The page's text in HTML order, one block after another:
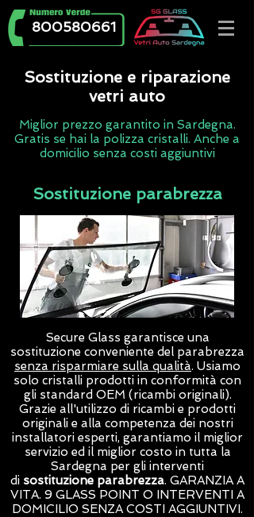
800580661
Sostituzione e riparazione
vetri auto
Miglior prezzo garantito in Sardegna.
Gratis se hai la polizza cristalli. Anche a
domicilio senza costi aggiuntivi
Sostituzione parabrezza
Secure Glass garantisce una
sostituzione conveniente del parabrezza
senza risparmiare sulla qualità. Usiamo
solo cristalli prodotti in conformità con
gli standard OEM (ricambi originali).
Grazie all'utilizzo di ricambi e prodotti
originali e alla competenza dei nostri
installatori esperti, garantiamo il miglior
servizio ed il miglior costo in tutta la
Sardegna per gli interventi
di sostituzione parabrezza. GARANZIA A
VITA. 9 GLASS POINT O INTERVENTI A
DOMICILIO SENZA COSTI AGGIUNTIVI.